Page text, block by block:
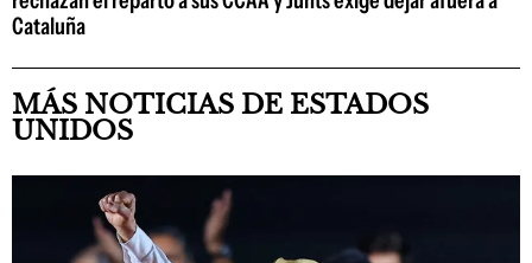
Cataluña
MÁS NOTICIAS DE ESTADOS
UNIDOS